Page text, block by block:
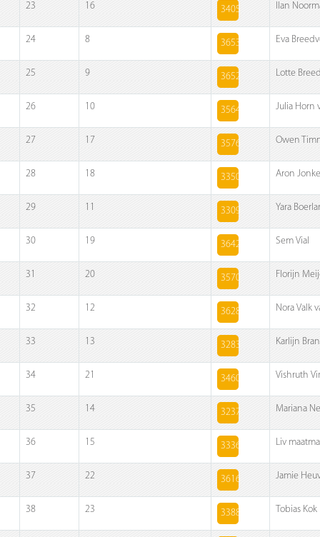
23 16 3405 Ilan
24 8 3653 Eva
25 9 3652 Lotte
26 10 3564 Julia Horn
27 17 3576 Owen
28 18 3350 Aron
29 11 3309 Yara
30 19 3642 Sem Vial
31 20 3570 Florijn
32 12 3628 Nora Valk
33 13 3283 Karlijn
34 21 3460 Vishruth
35 14 3237 Mariana
36 15 3336 Liv
37 22 3616 Jamie
38 23 3388 Tobias Kok